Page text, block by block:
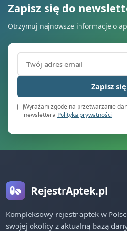
Zapisz się do
Otrzymuj najnowsze informacje o
Adres email (wymagany)
Zapisz się
Wyrażam zgodę na przetwarzanie
newslettera Polityka prywatności
RejestrAptek.pl
Kompleksowy rejestr aptek w
swojej okolicy z aktualną bazą